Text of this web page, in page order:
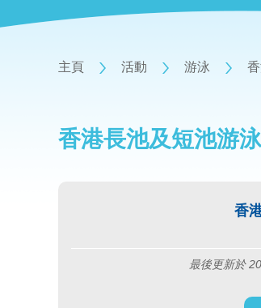
主頁 活動 游泳
香港長池及短池游
香
最後更新於